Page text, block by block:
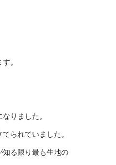
。
りました。
られていました。
知る限り最も生地の